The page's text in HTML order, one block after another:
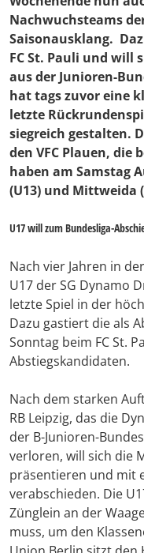
Nachwuchsteams
Saisonausklang.
FC St. Pauli und will
aus der Junioren-
hat tags zuvor eine
letzte
siegreich gestalten.
den VFC Plauen, die
haben am Samstag
(U13) und Mittweida
U17 will zum Bundesliga-
Nach vier Jahren in
U17 der SG Dynamo
letzte Spiel in der
Dazu gastiert die als
Sonntag beim FC St.
Abstiegskandidaten.
Nach dem starken
RB Leipzig, das die
der B-Junioren-
verloren, will sich die
präsentieren und mit
verabschieden. Die
Zünglein an der
muss, um den